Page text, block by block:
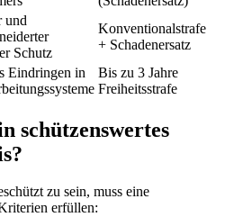
und
Schutz
Konventionalstrafe
+ Schadenersatz
Eindringen in
Bis zu 3 Jahre
Freiheitsstrafe
schützenswertes
zu sein, muss eine
erfüllen: